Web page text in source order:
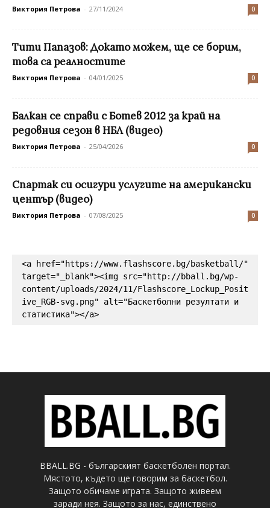
Виктория Петрова - 27/11/2024 0
Тити Папазов: Докато можем, ще се борим,
това са реалностите
Виктория Петрова - 04/01/2025 0
Балкан се справи с Ботев 2012 за край на
редовния сезон в НБЛ (видео)
Виктория Петрова - 25/04/2026 0
Спартак си осигури услугите на американски
център (видео)
Виктория Петрова - 07/08/2025 0
<a href="https://www.flashscore.bg/basketball/"
target="_blank"><img src="http://bball.bg/wp-
content/uploads/2024/11/Flashscore_Lockup_Posit
ive_RGB-svg.png" alt="Баскетболни резултати и
статистика"></a>
BBALL.BG - българският баскетболен портал.
Мястото, където ще говорим за баскетбол.
Защото обичаме играта. Защото живеем
заради нея. Защото за нас, единствено